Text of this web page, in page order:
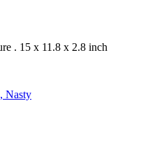
. 15 x 11.8 x 2.8 inch